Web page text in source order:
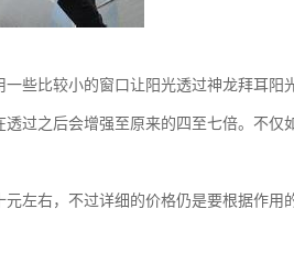
些比较小的窗口让阳光透过神龙拜耳阳
过之后会增强至原来的四至七倍。不仅
左右，不过详细的价格仍是要根据作用